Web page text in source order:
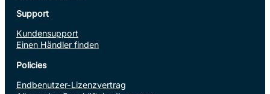
Support
Kundensupport
Einen Händler finden
Policies
Endbenutzer-Lizenzvertrag